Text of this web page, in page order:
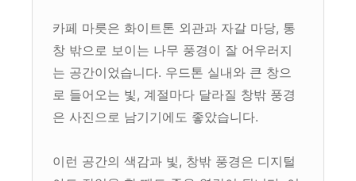
카페 마릇은 화이트톤 외관과 자갈 마당, 통
창 밖으로 보이는 나무 풍경이 잘 어우러지
는 공간이었습니다. 우드톤 실내와 큰 창으
로 들어오는 빛, 계절마다 달라질 창밖 풍경
은 사진으로 남기기에도 좋았습니다.
이런 공간의 색감과 빛, 창밖 풍경은 디지털